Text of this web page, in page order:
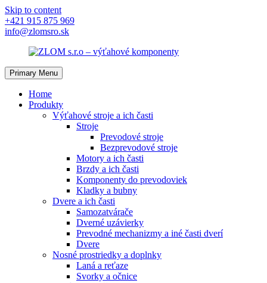
Skip to content
+421 915 875 969
info@zlomsro.sk
Primary Menu
Home
Produkty
Výťahové stroje a ich časti
Stroje
Prevodové stroje
Bezprevodové stroje
Motory a ich časti
Brzdy a ich časti
Komponenty do prevodoviek
Kladky a bubny
Dvere a ich časti
Samozatvárače
Dverné uzávierky
Prevodné mechanizmy a iné časti dverí
Dvere
Nosné prostriedky a doplnky
Laná a reťaze
Svorky a očnice